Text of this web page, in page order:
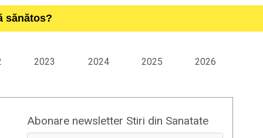
sănătos?
2023 2024 2025 2026
Abonare newsletter Stiri din Sanatate